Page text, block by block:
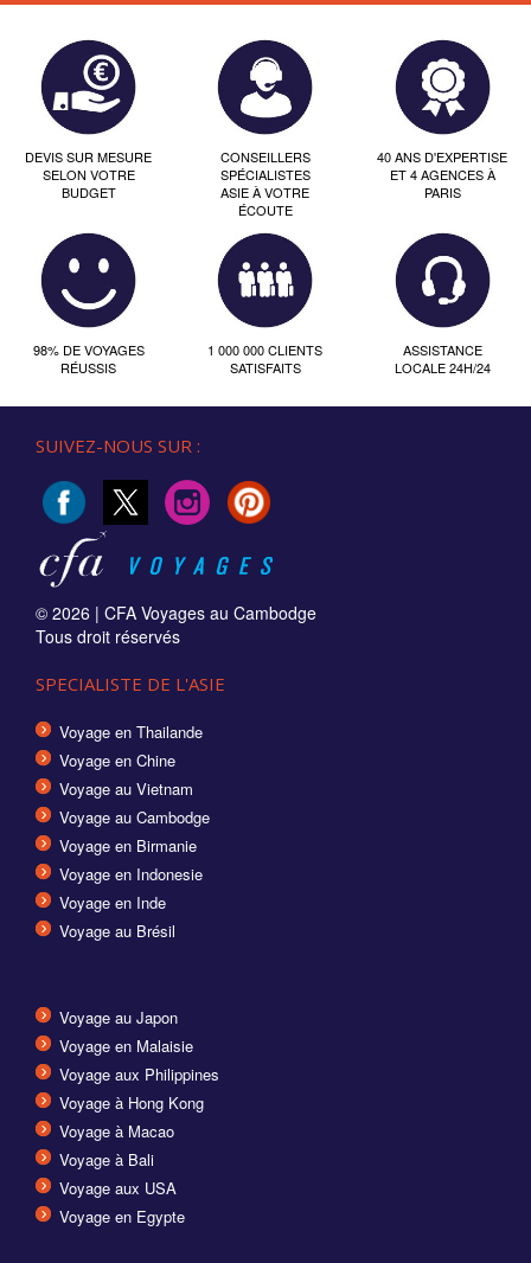
DEVIS SUR MESURE
SELON VOTRE
BUDGET
CONSEILLERS
SPÉCIALISTES
ASIE À VOTRE
ÉCOUTE
40 ANS D'EXPERTISE
ET 4 AGENCES À
PARIS
98% DE VOYAGES
RÉUSSIS
1 000 000 CLIENTS
SATISFAITS
ASSISTANCE
LOCALE 24H/24
SUIVEZ-NOUS SUR :
© 2026 | CFA Voyages au Cambodge
Tous droit réservés
SPECIALISTE DE L'ASIE
Voyage en Thailande
Voyage en Chine
Voyage au Vietnam
Voyage au Cambodge
Voyage en Birmanie
Voyage en Indonesie
Voyage en Inde
Voyage au Brésil
Voyage au Japon
Voyage en Malaisie
Voyage aux Philippines
Voyage à Hong Kong
Voyage à Macao
Voyage à Bali
Voyage aux USA
Voyage en Egypte